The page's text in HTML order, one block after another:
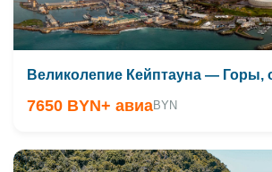
7650 BYN+ авиаBYN